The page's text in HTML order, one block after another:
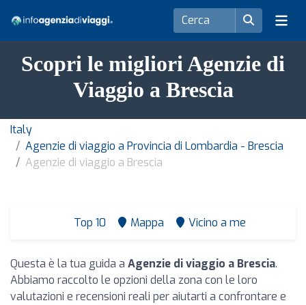
Scopri le migliori Agenzie di
Viaggio a Brescia
Italy
Agenzie di viaggio a Provincia di Lombardia - Brescia
Agenzie di viaggio a Brescia
Top 10 Mappa Vicino a me
Questa è la tua guida a Agenzie di viaggio a Brescia.
Abbiamo raccolto le opzioni della zona con le loro
valutazioni e recensioni reali per aiutarti a confrontare e